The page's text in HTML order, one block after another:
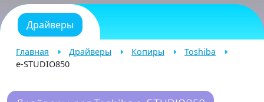
Драйверы
Главная Драйверы Копиры
Toshiba
e-STUDIO850